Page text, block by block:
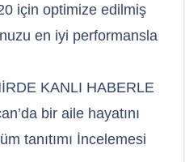
için optimize edilmiş
en iyi performansla
KANLI HABERLE
bir aile hayatını
tanıtımı İncelemesi